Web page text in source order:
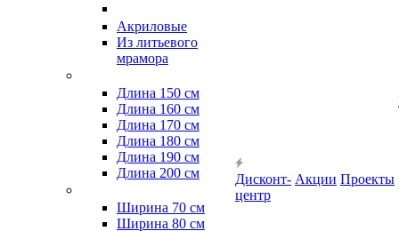
Акриловые
Из литьевого
мрамора
Длина 150 см
Длина 160 см
Длина 170 см
Длина 180 см
Длина 190 см
Длина 200 см
Ширина 70 см
Ширина 80 см
Дисконт-
центр
Акции Проекты